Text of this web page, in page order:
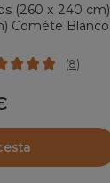
(260 x 240 cm)
Comète Blanco
(8)